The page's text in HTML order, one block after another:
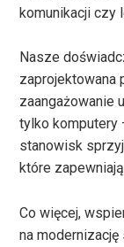
komunikacji czy
Nasze
zaprojektowana
zaangażowanie
tylko komputery
stanowisk
które
Co więcej,
na